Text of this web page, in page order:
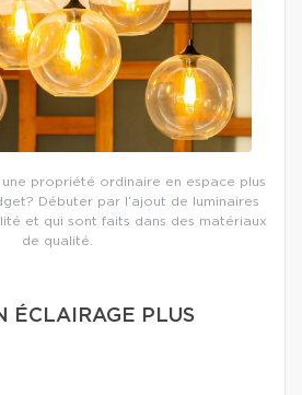
propriété ordinaire en espace plus
Débuter par l’ajout de luminaires
et qui sont faits dans des matériaux
de qualité.
ÉCLAIRAGE PLUS